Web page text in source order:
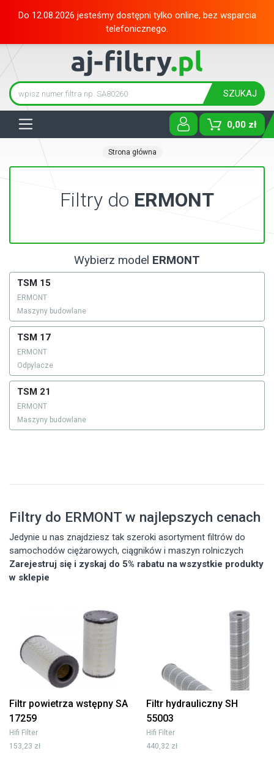
Do 12.08.2026 jesteśmy dostępni tylko online, bez wsparcia
telefonicznego.
SZUKAJ
0,00 zł
Strona główna
Filtry do ERMONT
Wybierz model ERMONT
TSM 15
ERMONT
Maszyny budowlane
TSM 17
ERMONT
Odpylacze
TSM 21
ERMONT
Maszyny budowlane
Filtry do ERMONT w najlepszych cenach
Jedynie u nas znajdziesz tak szeroki asortyment filtrów do
samochodów ciężarowych, ciągników i maszyn rolniczych
Zarejestruj się i zyskaj do 5% rabatu na wszystkie produkty
w sklepie
Filtr powietrza wstępny SA
17259
Hifi Filter
153,23 zł
Filtr hydrauliczny SH
55003
Hifi Filter
440,32 zł